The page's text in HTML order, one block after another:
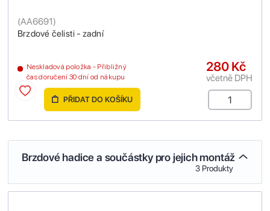
Brzdové čelisti - zadní
(AA6691)
Neskladová položka - Přibližný
čas doručení 30 dní od nákupu
280 Kč
včetně DPH
PŘIDAT DO KOŠÍKU
Brzdové hadice a součástky pro jejich montáž
3 Produkty